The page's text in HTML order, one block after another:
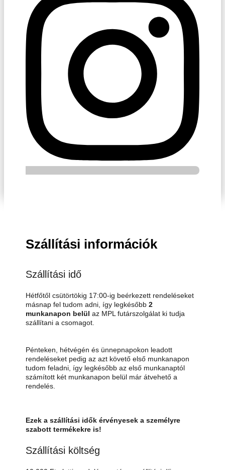
Szállítási információk
Szállítási idő
Hétfőtől csütörtökig 17:00-ig beérkezett rendeléseket
másnap fel tudom adni, így legkésőbb2
munkanapon belül az MPL futárszolgálat ki tudja
szállítani a csomagot.
Pénteken, hétvégén és ünnepnapokon leadott
rendeléseket pedig az azt követő első munkanapon
tudom feladni, így legkésőbb az első munkanaptól
számított két munkanapon belül már átvehető a
rendelés.
Ezek a szállítási idők érvényesek a személyre
szabott termékekre is!
Szállítási költség